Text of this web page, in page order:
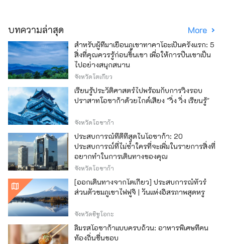
บทความล่าสุด More
สำหรับผู้ที่มาเยือนภูเขาทาคาโอะเป็นครั้งแรก: 5
สิ่งที่คุณควรรู้ก่อนขึ้นเขา เพื่อให้การปีนเขาเป็น
ไปอย่างสนุกสนาน
จังหวัดโตเกียว
เรียนรู้ประวัติศาสตร์ไปพร้อมกับการวิ่งรอบ
ปราสาทโอซาก้าด้วยไกด์เสียง "วิ่ง วิ่ง เรียนรู้"
จังหวัดโอซาก้า
ประสบการณ์ที่ดีที่สุดในโอซาก้า: 20
ประสบการณ์ที่ไม่ซ้ำใครที่จะเพิ่มในรายการสิ่งที่
อยากทำในการเดินทางของคุณ
จังหวัดโอซาก้า
[ออกเดินทางจากโตเกียว] ประสบการณ์ทัวร์
ส่วนตัวชมภูเขาไฟฟูจิ | วันแห่งอิสรภาพสุดหรู
จังหวัดชิซูโอกะ
ลิ้มรสโอซาก้าแบบครบถ้วน: อาหารพิเศษที่คน
ท้องถิ่นชื่นชอบ